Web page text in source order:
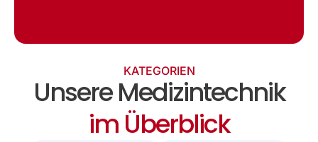
KATEGORIEN
Unsere Medizintechnik
im Überblick